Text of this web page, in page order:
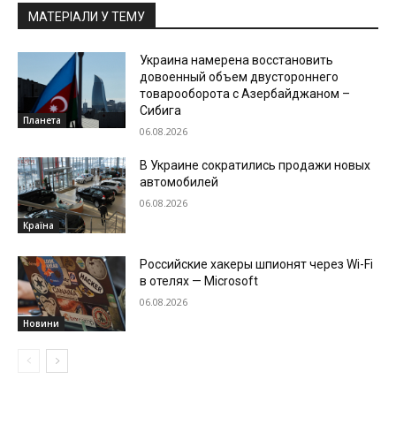
МАТЕРІАЛИ У ТЕМУ
Планета
Украина намерена восстановить
довоенный объем двустороннего
товарооборота с Азербайджаном –
Сибига
06.08.2026
Країна
В Украине сократились продажи новых
автомобилей
06.08.2026
Новини
Российские хакеры шпионят через Wi-Fi
в отелях — Microsoft
06.08.2026